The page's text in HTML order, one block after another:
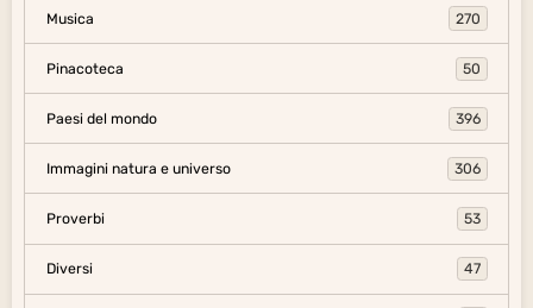
Musica 270
Pinacoteca 50
Paesi del mondo 396
Immagini natura e universo 306
Proverbi 53
Diversi 47